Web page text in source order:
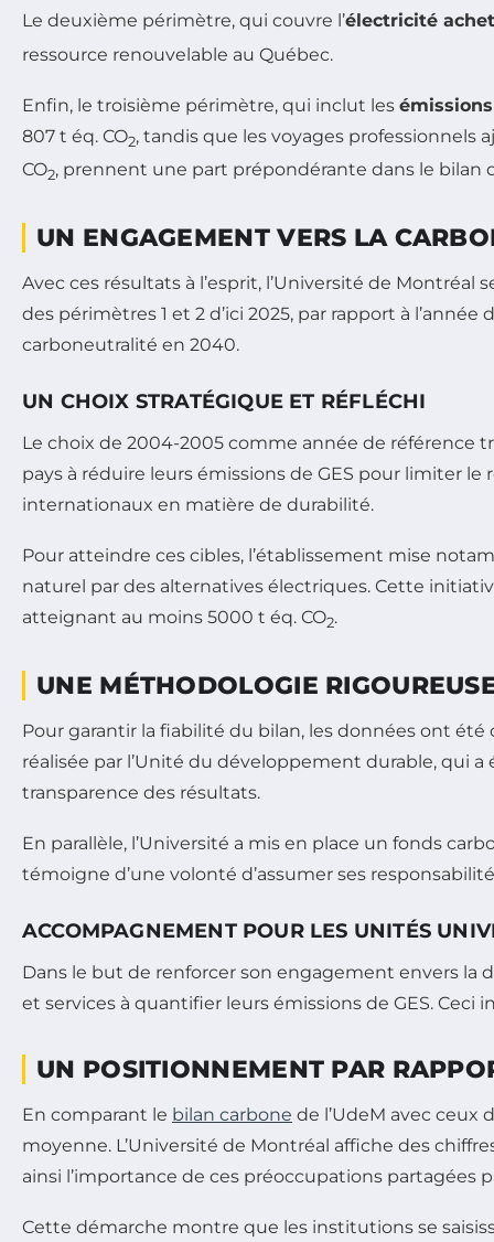
Le deuxième périmètre, qui couvre l’électricité
ressource renouvelable au Québec.
Enfin, le troisième périmètre, qui inclut les
807 t éq. CO2, tandis que les voyages professionnels
CO2, prennent une part prépondérante dans le bilan
UN ENGAGEMENT VERS LA
Avec ces résultats à l’esprit, l’Université de Montréal
des périmètres 1 et 2 d’ici 2025, par rapport à
carboneutralité en 2040.
UN CHOIX STRATÉGIQUE ET RÉFLÉCHI
Le choix de 2004-2005 comme année de référence
pays à réduire leurs émissions de GES pour limiter
internationaux en matière de durabilité.
Pour atteindre ces cibles, l’établissement mise
naturel par des alternatives électriques. Cette
atteignant au moins 5000 t éq. CO2.
UNE MÉTHODOLOGIE
Pour garantir la fiabilité du bilan, les données ont été
réalisée par l’Unité du développement durable, qui
transparence des résultats.
En parallèle, l’Université a mis en place un fonds
témoigne d’une volonté d’assumer ses
ACCOMPAGNEMENT POUR LES UNITÉS
Dans le but de renforcer son engagement envers la
et services à quantifier leurs émissions de GES.
UN POSITIONNEMENT PAR
En comparant le bilan carbone de l’UdeM avec ceux
moyenne. L’Université de Montréal affiche des
ainsi l’importance de ces préoccupations partagées
Cette démarche montre que les institutions se